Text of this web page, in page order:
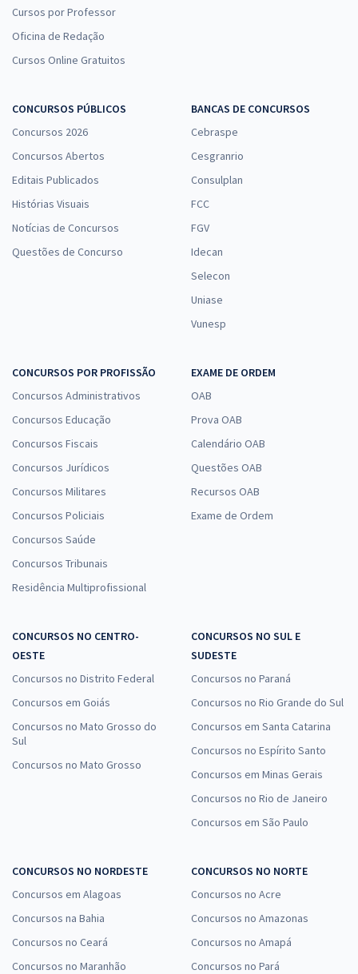
Cursos por Professor
Oficina de Redação
Cursos Online Gratuitos
CONCURSOS PÚBLICOS
Concursos 2026
Concursos Abertos
Editais Publicados
Histórias Visuais
Notícias de Concursos
Questões de Concurso
BANCAS DE CONCURSOS
Cebraspe
Cesgranrio
Consulplan
FCC
FGV
Idecan
Selecon
Uniase
Vunesp
CONCURSOS POR PROFISSÃO
Concursos Administrativos
Concursos Educação
Concursos Fiscais
Concursos Jurídicos
Concursos Militares
Concursos Policiais
Concursos Saúde
Concursos Tribunais
Residência Multiprofissional
EXAME DE ORDEM
OAB
Prova OAB
Calendário OAB
Questões OAB
Recursos OAB
Exame de Ordem
CONCURSOS NO CENTRO-
OESTE
Concursos no Distrito Federal
Concursos em Goiás
Concursos no Mato Grosso do
Sul
Concursos no Mato Grosso
CONCURSOS NO SUL E
SUDESTE
Concursos no Paraná
Concursos no Rio Grande do Sul
Concursos em Santa Catarina
Concursos no Espírito Santo
Concursos em Minas Gerais
Concursos no Rio de Janeiro
Concursos em São Paulo
CONCURSOS NO NORDESTE
Concursos em Alagoas
Concursos na Bahia
Concursos no Ceará
Concursos no Maranhão
CONCURSOS NO NORTE
Concursos no Acre
Concursos no Amazonas
Concursos no Amapá
Concursos no Pará